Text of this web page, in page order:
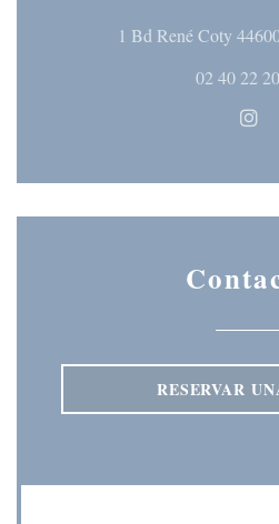
1 Bd René Coty
02 40 22
RESERVAR